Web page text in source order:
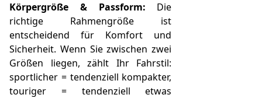
Körpergröße & Passform: Die
richtige Rahmengröße ist
entscheidend für Komfort und
Sicherheit. Wenn Sie zwischen zwei
Größen liegen, zählt Ihr Fahrstil:
sportlicher = tendenziell kompakter,
touriger = tendenziell etwas